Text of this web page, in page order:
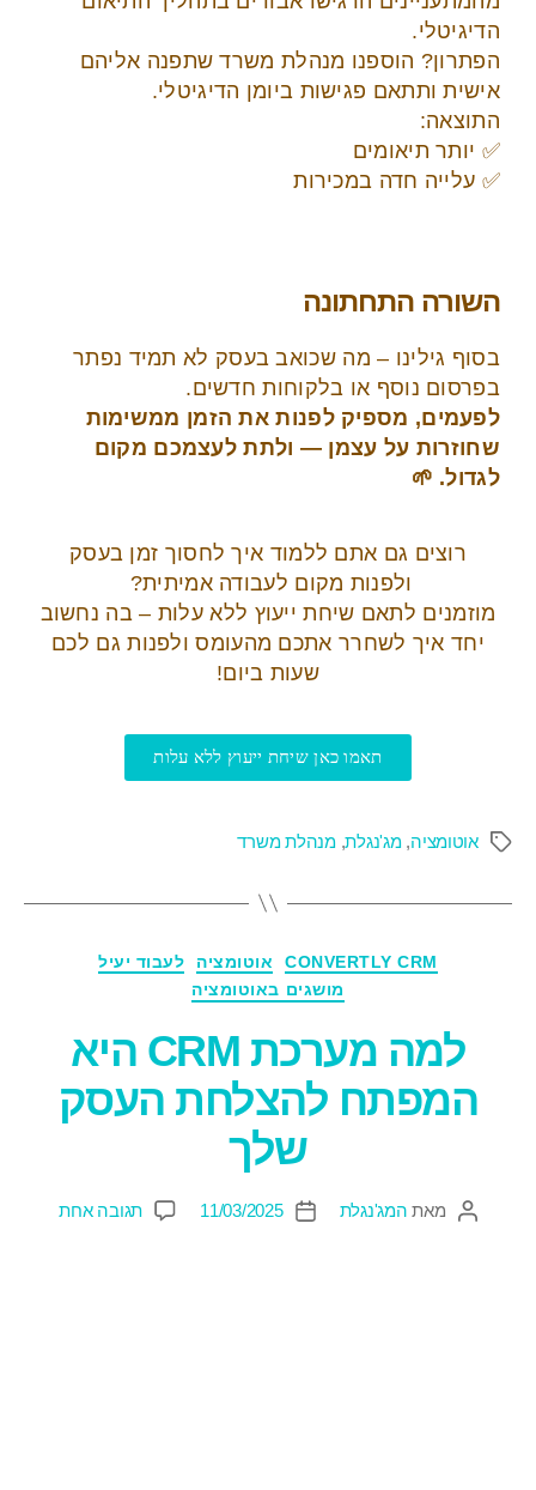
הדיגיטלי.
הפתרון? הוספנו מנהלת משרד שתפנה אליהם
אישית ותתאם פגישות ביומן הדיגיטלי.
התוצאה:
✅ יותר תיאומים
✅ עלייה חדה במכירות
השורה התחתונה
בסוף גילינו – מה שכואב בעסק לא תמיד נפתר
בפרסום נוסף או בלקוחות חדשים.
לפעמים, מספיק לפנות את הזמן ממשימות
שחוזרות על עצמן — ולתת לעצמכם מקום
לגדול. 🌱
רוצים גם אתם ללמוד איך לחסוך זמן בעסק
ולפנות מקום לעבודה אמיתית?
מוזמנים לתאם שיחת ייעוץ ללא עלות – בה נחשוב
יחד איך לשחרר אתכם מהעומס ולפנות גם לכם
שעות ביום!
תאמו כאן שיחת ייעוץ ללא עלות
אוטומציה,מג'נגלת,מנהלת משרד
CONVERTLY CRM אוטומציה
לעבוד יעיל
מושגים באוטומציה
למה מערכת CRM היא
המפתח להצלחת העסק
שלך
מאת המג'נגלת 11/03/2025 תגובה אחת